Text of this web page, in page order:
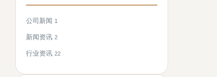
公司新闻 1
新闻资讯 2
行业资讯 22